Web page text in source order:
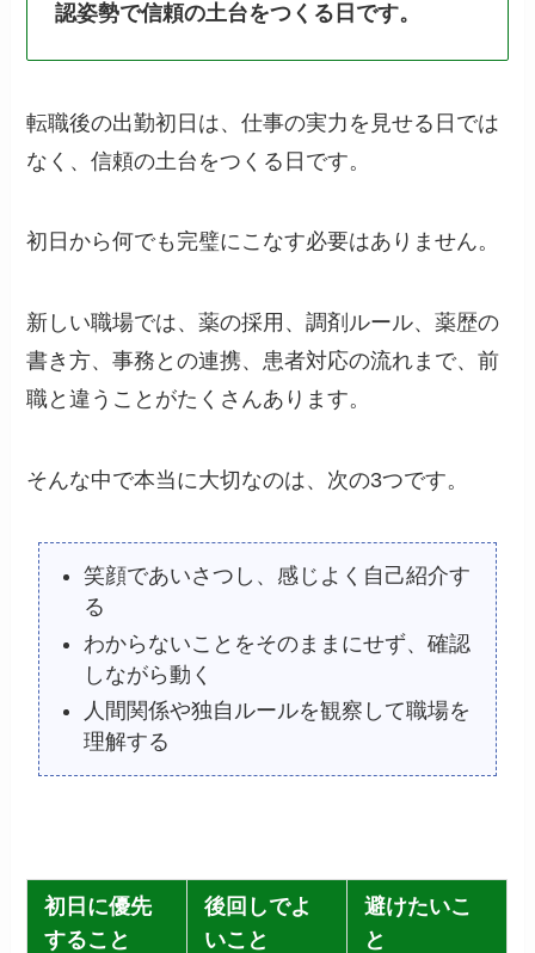
認姿勢で信頼の土台をつくる日です。
転職後の出勤初日は、仕事の実力を見せる日では
なく、信頼の土台をつくる日です。
初日から何でも完璧にこなす必要はありません。
新しい職場では、薬の採用、調剤ルール、薬歴の
書き方、事務との連携、患者対応の流れまで、前
職と違うことがたくさんあります。
そんな中で本当に大切なのは、次の3つです。
笑顔であいさつし、感じよく自己紹介す
る
わからないことをそのままにせず、確認
しながら動く
人間関係や独自ルールを観察して職場を
理解する
初日に優先
すること
後回しでよ
いこと
避けたいこ
と